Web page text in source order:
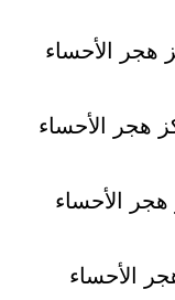
الأحساء
هجر الأحساء
الأحساء
الأحساء